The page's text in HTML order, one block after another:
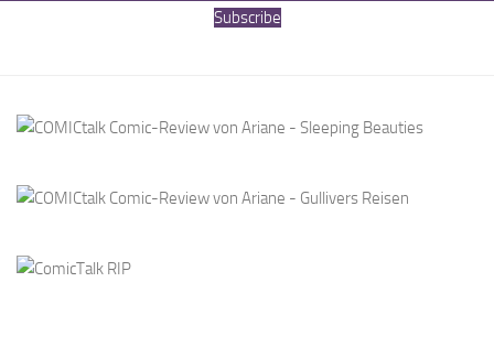
Subscribe